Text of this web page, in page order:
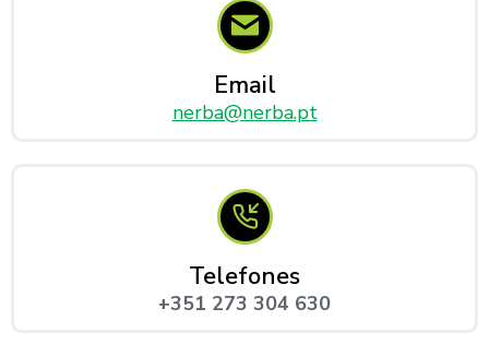
Email
nerba@nerba.pt
Telefones
+351 273 304 630